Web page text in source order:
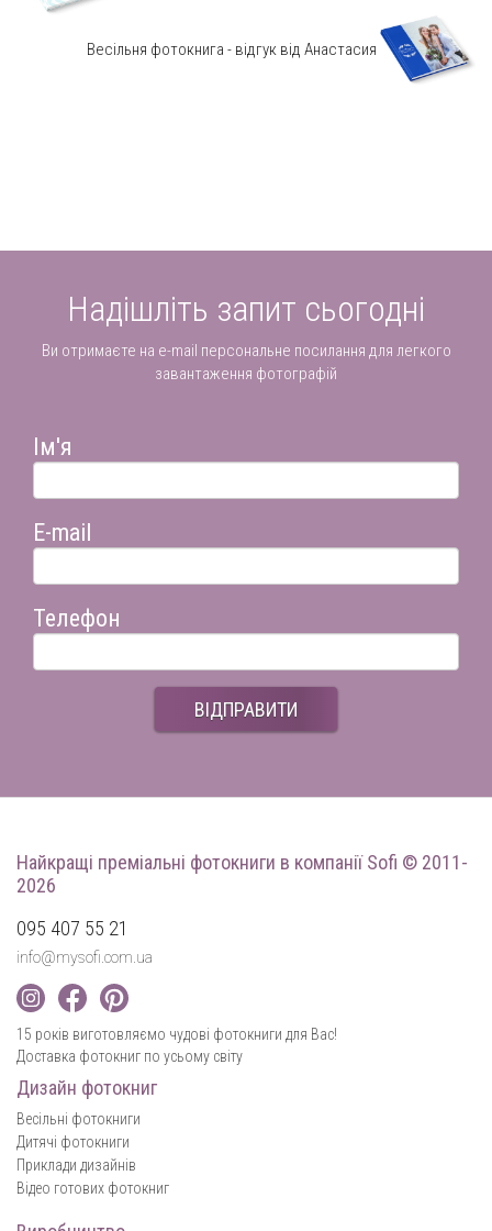
Весільня фотокнига - відгук від Анастасия
Надішліть запит сьогодні
Ви отримаєте на e-mail персональне посилання для легкого
завантаження фотографій
Ім'я
E-mail
Телефон
ВІДПРАВИТИ
Найкращі преміальні фотокниги в компанії Sofi © 2011-
2026
095 407 55 21
info@mysofi.com.ua
15 років виготовляємо чудові фотокниги для Вас!
Доставка фотокниг по усьому світу
Дизайн фотокниг
Весільні фотокниги
Дитячі фотокниги
Приклади дизайнів
Відео готових фотокниг